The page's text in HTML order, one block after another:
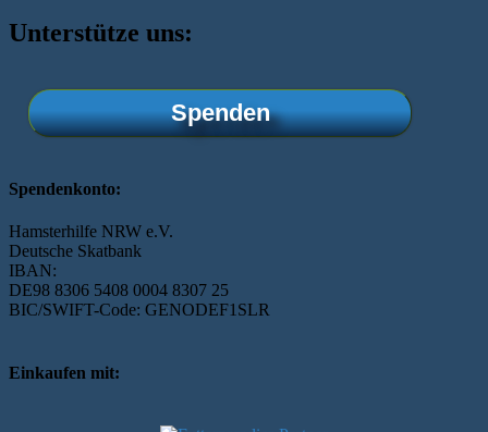
Unterstütze uns:
Spenden
Spendenkonto:
Hamsterhilfe NRW e.V.
Deutsche Skatbank
IBAN:
DE98 8306 5408 0004 8307 25
BIC/SWIFT-Code: GENODEF1SLR
Einkaufen mit: